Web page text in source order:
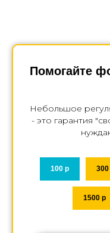
Помогайте
Небольшое
- это гарантия
100 р 300
1500 р